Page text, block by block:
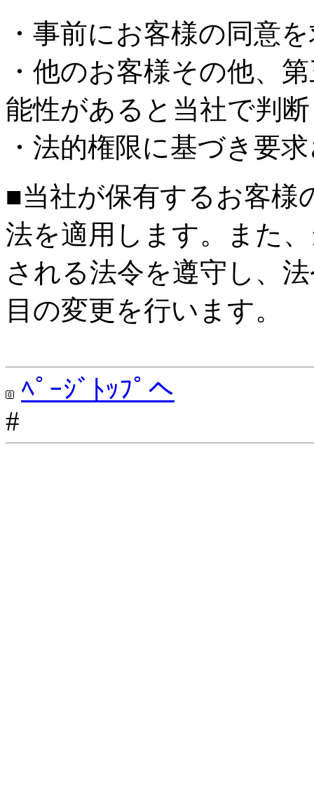
・事前にお客様の同意
・他のお客様その他、
能性があると当社で判
・法的権限に基づき要
■当社が保有するお客様
法を適用します。また
される法令を遵守し、
目の変更を行います。
ﾍﾟｰｼﾞﾄｯﾌﾟへ
#